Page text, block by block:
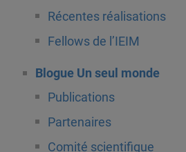
Récentes réalisations
Fellows de l’IEIM
Blogue Un seul monde
Publications
Partenaires
Comité scientifique